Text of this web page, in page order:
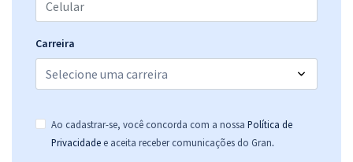
Comprar
ANS - Agência Nacional de Saúde Suplementar - Analista
40,00
Carreira
Ao cadastrar-se, você concorda com a nossa Política de
Privacidade e aceita receber comunicações do Gran.